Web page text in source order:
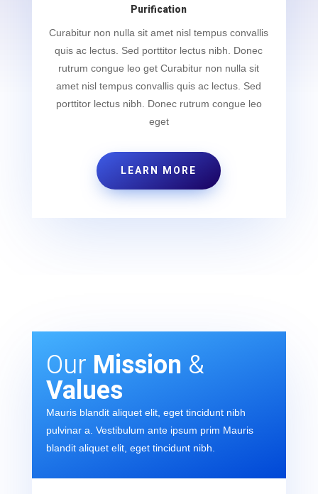
Purification
Curabitur non nulla sit amet nisl tempus convallis
quis ac lectus. Sed porttitor lectus nibh. Donec
rutrum congue leo get Curabitur non nulla sit
amet nisl tempus convallis quis ac lectus. Sed
porttitor lectus nibh. Donec rutrum congue leo
eget
LEARN MORE
Our Mission &
Values
Mauris blandit aliquet elit, eget tincidunt nibh
pulvinar a. Vestibulum ante ipsum prim Mauris
blandit aliquet elit, eget tincidunt nibh.